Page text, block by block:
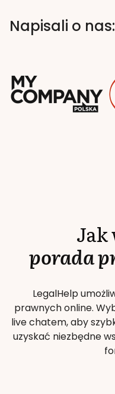
Napisali o nas:
Jak
porada
LegalHelp
prawnych online.
live chatem, aby
uzyskać niezbędne